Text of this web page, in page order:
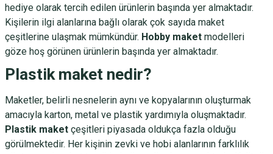
hediye olarak tercih edilen ürünlerin başında yer almaktadır.
Kişilerin ilgi alanlarına bağlı olarak çok sayıda maket
çeşitlerine ulaşmak mümkündür. Hobby maket modelleri
göze hoş görünen ürünlerin başında yer almaktadır.
Plastik maket nedir?
Maketler, belirli nesnelerin aynı ve kopyalarının oluşturmak
amacıyla karton, metal ve plastik yardımıyla oluşmaktadır.
Plastik maket çeşitleri piyasada oldukça fazla olduğu
görülmektedir. Her kişinin zevki ve hobi alanlarının farklılık